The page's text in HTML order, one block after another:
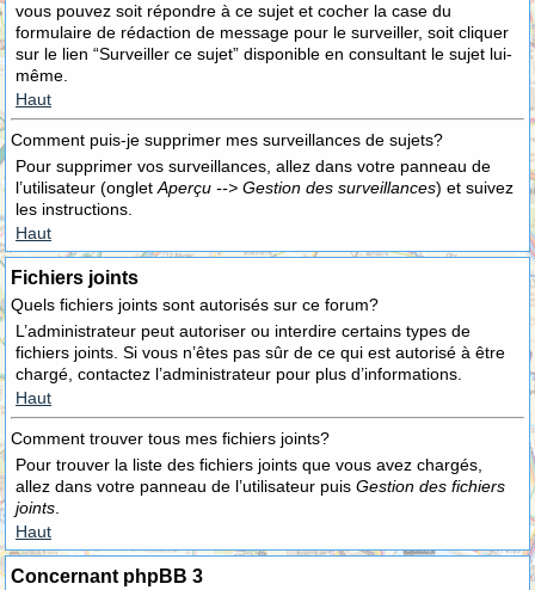
vous pouvez soit répondre à ce sujet et cocher la case du
formulaire de rédaction de message pour le surveiller, soit cliquer
sur le lien “Surveiller ce sujet” disponible en consultant le sujet lui-
même.
Haut
Comment puis-je supprimer mes surveillances de sujets?
Pour supprimer vos surveillances, allez dans votre panneau de
l’utilisateur (onglet Aperçu --> Gestion des surveillances) et suivez
les instructions.
Haut
Fichiers joints
Quels fichiers joints sont autorisés sur ce forum?
L’administrateur peut autoriser ou interdire certains types de
fichiers joints. Si vous n’êtes pas sûr de ce qui est autorisé à être
chargé, contactez l’administrateur pour plus d’informations.
Haut
Comment trouver tous mes fichiers joints?
Pour trouver la liste des fichiers joints que vous avez chargés,
allez dans votre panneau de l’utilisateur puis Gestion des fichiers
joints
Haut
Concernant phpBB 3